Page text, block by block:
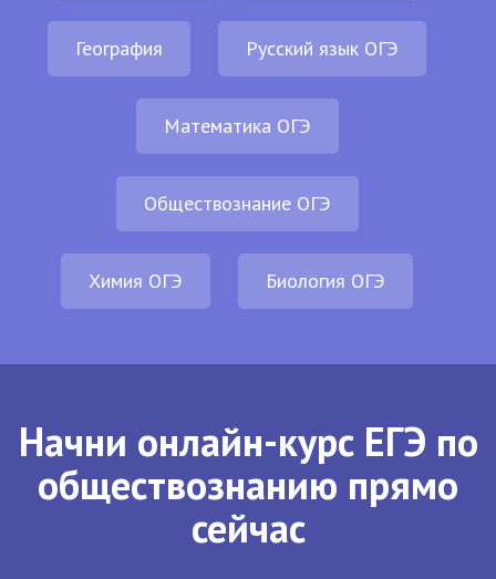
География Русский язык ОГЭ
Математика ОГЭ
Обществознание ОГЭ
Химия ОГЭ Биология ОГЭ
Начни онлайн-курс ЕГЭ по
обществознанию прямо
сейчас